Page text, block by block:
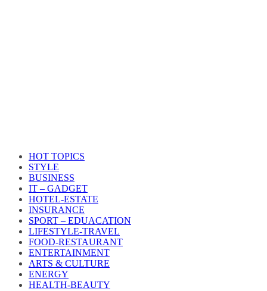
HOT TOPICS
STYLE
BUSINESS
IT – GADGET
HOTEL-ESTATE
INSURANCE
SPORT – EDUACATION
LIFESTYLE​-TRAVEL​
FOOD-RESTAURANT
ENTERTAINMENT
ARTS & CULTURE
ENERGY
HEALTH​-BEAUTY